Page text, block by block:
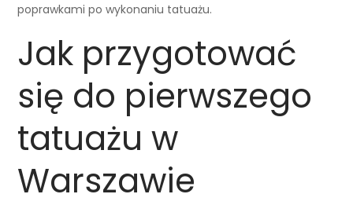
poprawkami po wykonaniu tatuażu.
Jak przygotować
się do pierwszego
tatuażu w
Warszawie